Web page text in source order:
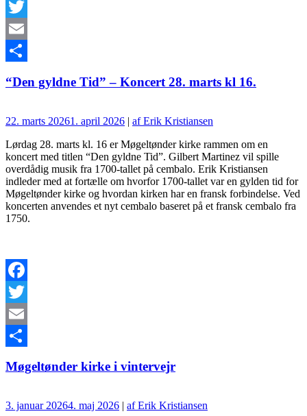
Facebook
Twitter
Email
“Den gyldne Tid” – Koncert 28. marts kl 16.
22. marts 20261. april 2026 | af Erik Kristiansen
Lørdag 28. marts kl. 16 er Møgeltønder kirke rammen om en
koncert med titlen “Den gyldne Tid”. Gilbert Martinez vil spille
overdådig musik fra 1700-tallet på cembalo. Erik Kristiansen
indleder med at fortælle om hvorfor 1700-tallet var en gylden tid for
Møgeltønder kirke og hvordan kirken har en fransk forbindelse. Ved
koncerten anvendes et nyt cembalo baseret på et fransk cembalo fra
1750.
Facebook
Twitter
Email
Møgeltønder kirke i vintervejr
3. januar 20264. maj 2026 | af Erik Kristiansen